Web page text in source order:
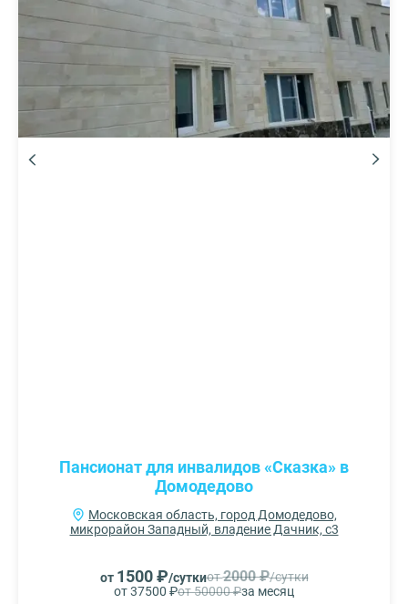
Пансионат для инвалидов «Сказка» в
Домодедово
Московская область, город Домодедово,
микрорайон Западный, владение Дачник, с3
от 1500 ₽/суткиот2000 ₽/сутки
от 37500 ₽от 50000 ₽за месяц